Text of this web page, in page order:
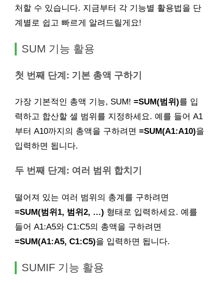
처할 수 있습니다. 지금부터 각 기능별 활용법을 단
계별로 쉽고 빠르게 알려드릴게요!
SUM 기능 활용
첫 번째 단계: 기본 총액 구하기
가장 기본적인 총액 기능, SUM! =SUM(범위)를 입
력하고 합산할 셀 범위를 지정하세요. 예를 들어 A1
부터 A10까지의 총액을 구하려면 =SUM(A1:A10)을
입력하면 됩니다.
두 번째 단계: 여러 범위 합치기
떨어져 있는 여러 범위의 총계를 구하려면
=SUM(범위1, 범위2, …) 형태로 입력하세요. 예를
들어 A1:A5와 C1:C5의 총액을 구하려면
=SUM(A1:A5, C1:C5)을 입력하면 됩니다.
SUMIF 기능 활용